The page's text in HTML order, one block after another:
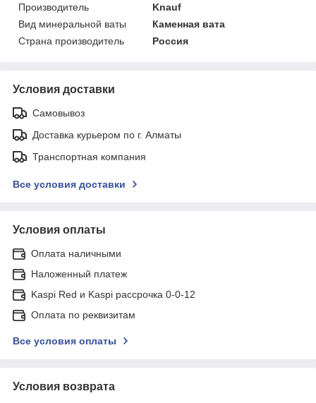
Производитель
Knauf
Вид минеральной ваты
Каменная вата
Страна производитель
Россия
Условия доставки
Самовывоз
Доставка курьером по г. Алматы
Транспортная компания
Все условия доставки
Условия оплаты
Оплата наличными
Наложенный платеж
Kaspi Red и Kaspi рассрочка 0-0-12
Оплата по реквизитам
Все условия оплаты
Условия возврата